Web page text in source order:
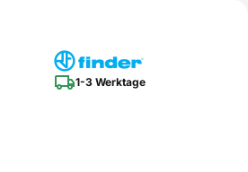
1-3 Werktage